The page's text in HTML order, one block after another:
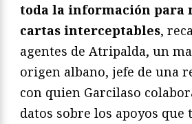
toda la información para
cartas interceptables,
agentes de Atripalda, un
origen albano, jefe de una
con quien Garcilaso
datos sobre los apoyos que